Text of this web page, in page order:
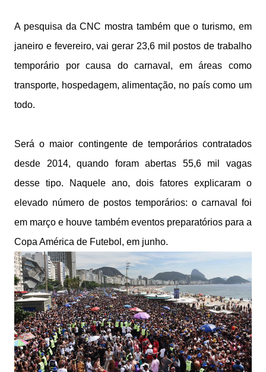
A pesquisa da CNC mostra também que o turismo, em
janeiro e fevereiro, vai gerar 23,6 mil postos de trabalho
temporário por causa do carnaval, em áreas como
transporte, hospedagem, alimentação, no país como um
todo.
Será o maior contingente de temporários contratados
desde 2014, quando foram abertas 55,6 mil vagas
desse tipo. Naquele ano, dois fatores explicaram o
elevado número de postos temporários: o carnaval foi
em março e houve também eventos preparatórios para a
Copa América de Futebol, em junho.